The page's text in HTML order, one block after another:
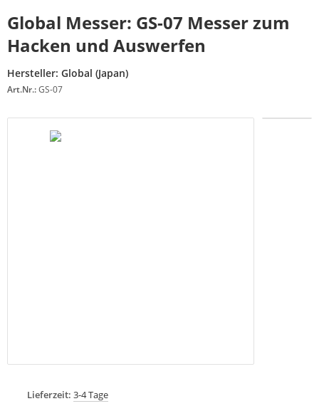
Global Messer: GS-07 Messer zum
Hacken und Auswerfen
Hersteller: Global (Japan)
Art.Nr.:GS-07
Lieferzeit: 3-4 Tage